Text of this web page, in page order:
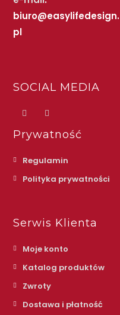
biuro@easylifedesign.
pl
SOCIAL MEDIA
Prywatność
Regulamin
Polityka prywatności
Serwis Klienta
Moje konto
Katalog produktów
Zwroty
Dostawa i płatność